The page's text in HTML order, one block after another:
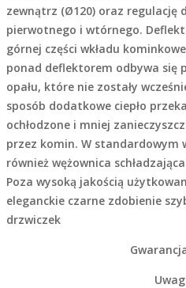
zewnątrz (Ø120) oraz regulację
pierwotnego i wtórnego.
górnej części wkładu
ponad deflektorem odbywa się
opału, które nie zostały
sposób dodatkowe ciepło
ochłodzone i mniej
przez komin. W standardowym
również wężownica
Poza wysoką jakością
eleganckie czarne zdobienie
drzwiczek